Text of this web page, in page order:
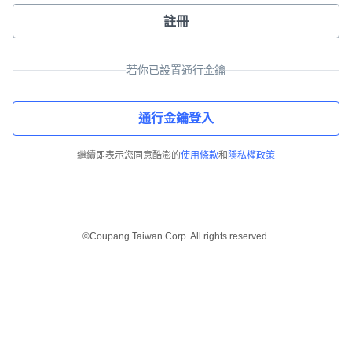
註冊
若你已設置通行金鑰
通行金鑰登入
繼續即表示您同意酷澎的使用條款和 隱私權政策
©Coupang Taiwan Corp. All rights reserved.